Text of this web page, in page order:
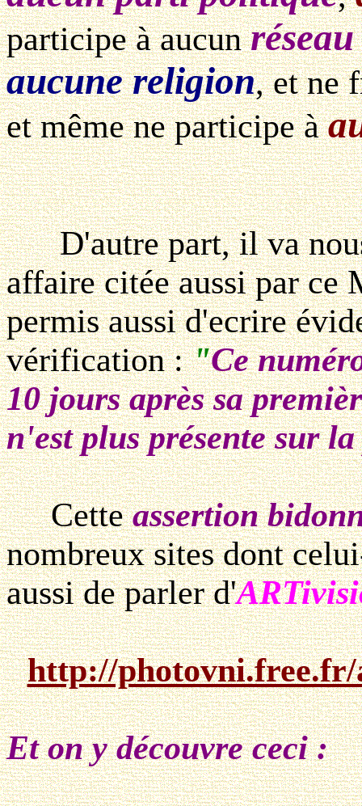
participe à aucun
aucune religion, et ne
et même ne participe à
D'autre part, il va
affaire citée aussi par ce
permis aussi d'ecrire
vérification :"Ce
10 jours après sa
n'est plus présente sur
Cetteassertion
nombreux sites dont
aussi de parler d'
http://photovni.free.fr/
Et on y découvre ceci :